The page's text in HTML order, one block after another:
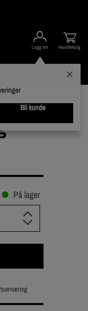
Logg inn
Bli kunde
Handlekorg
Varumerker
På lager